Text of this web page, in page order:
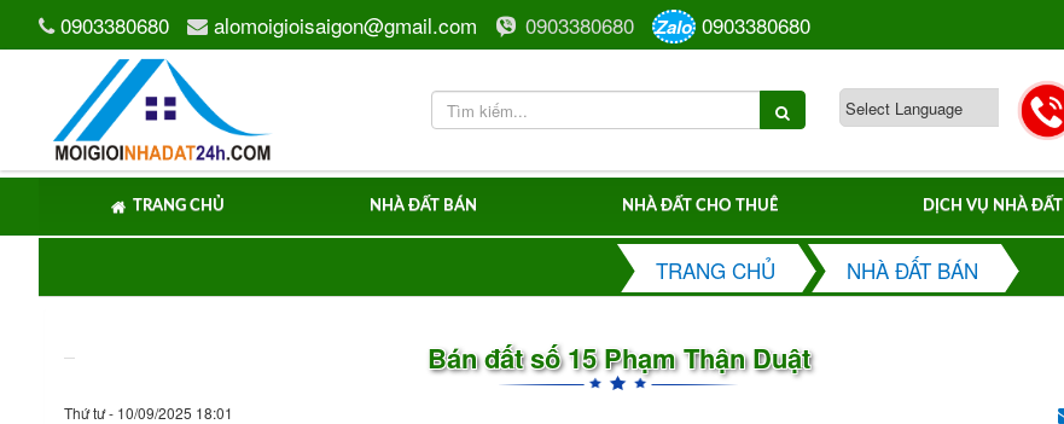
0903380680 alomoigioisaigon@gmail.com 0903380680 Zalo 0903380680
TRANG CHỦ NHÀ ĐẤT BÁN NHÀ ĐẤT CHO THUÊ DỊCH VỤ NHÀ ĐẤT
TRANG CHỦ NHÀ ĐẤT BÁN
Bán đất số 15 Phạm Thận Duật
Thứ tư - 10/09/2025 18:01